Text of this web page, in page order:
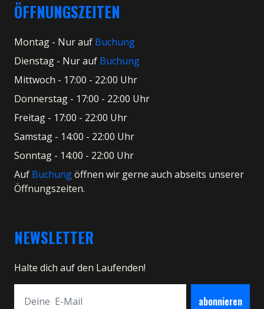
ÖFFNUNGSZEITEN
Montag - Nur auf Buchung
Dienstag - Nur auf Buchung
Mittwoch - 17:00 - 22:00 Uhr
Donnerstag - 17:00 - 22:00 Uhr
Freitag - 17:00 - 22:00 Uhr
Samstag - 14:00 - 22:00 Uhr
Sonntag - 14:00 - 22:00 Uhr
Auf Buchungöffnen wir gerne auch abseits unserer
Öffnungszeiten.
NEWSLETTER
Halte dich auf den Laufenden!
abonnieren